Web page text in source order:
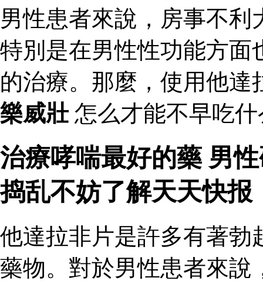
男性患者來說，房事不
特別是在男性性功能方面
的治療。那麼，使用他
樂威壯怎么才能不早吃什
治療哮喘最好的藥 男
捣乱不妨了解天天快报
他達拉非片是許多有著勃
藥物。對於男性患者來說